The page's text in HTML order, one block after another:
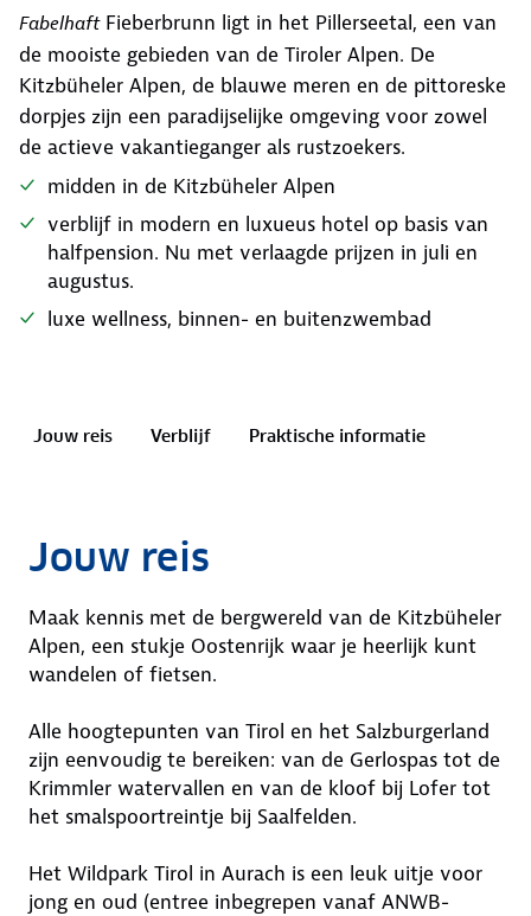
FabelhaftFieberbrunn ligt in het Pillerseetal, een van
de mooiste gebieden van de Tiroler Alpen. De
Kitzbüheler Alpen, de blauwe meren en de pittoreske
dorpjes zijn een paradijselijke omgeving voor zowel
de actieve vakantieganger als rustzoekers.
midden in de Kitzbüheler Alpen
verblijf in modern en luxueus hotel op basis van
halfpension. Nu met verlaagde prijzen in juli en
augustus.
luxe wellness, binnen- en buitenzwembad
Jouw reis Verblijf Praktische informatie
Jouw reis
Maak kennis met de bergwereld van de Kitzbüheler
Alpen, een stukje Oostenrijk waar je heerlijk kunt
wandelen of fietsen.
Alle hoogtepunten van Tirol en het Salzburgerland
zijn eenvoudig te bereiken: van de Gerlospas tot de
Krimmler watervallen en van de kloof bij Lofer tot
het smalspoortreintje bij Saalfelden.
Het Wildpark Tirol in Aurach is een leuk uitje voor
jong en oud (entree inbegrepen vanaf ANWB-